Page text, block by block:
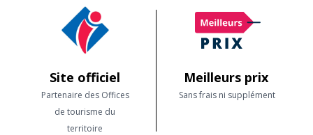
Site officiel
Partenaire des Offices
de tourisme du
territoire
Meilleurs prix
Sans frais ni supplément